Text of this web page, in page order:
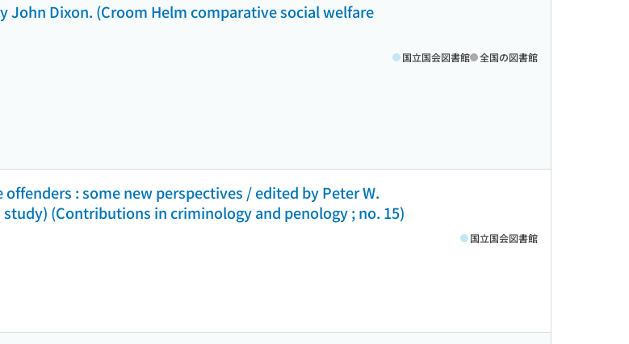
John Dixon. (Croom Helm comparative social welfare
国立国会図書館 全国の図書館
: some new perspectives / edited by Peter W.
(Contributions in criminology and penology ; no. 15)
国立国会図書館